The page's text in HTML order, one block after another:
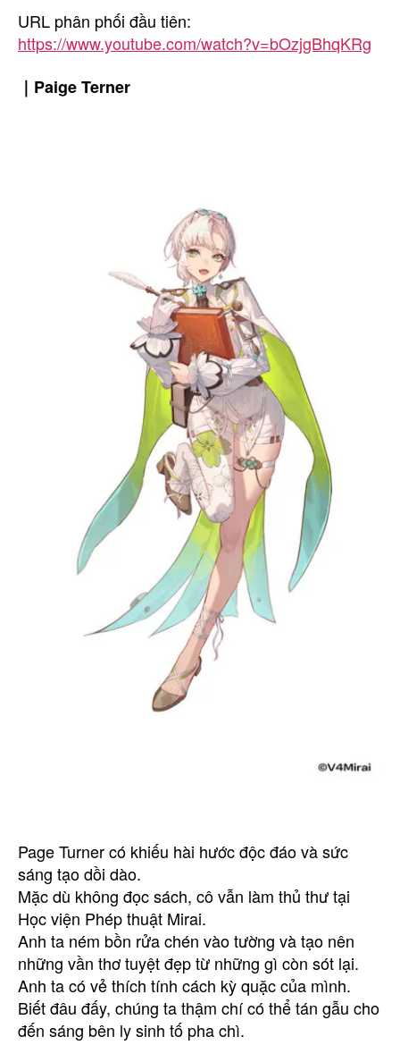
URL phân phối đầu tiên:
https://www.youtube.com/watch?v=bOzjgBhqKRg
｜Paige Terner
Page Turner có khiếu hài hước độc đáo và sức
sáng tạo dồi dào.
Mặc dù không đọc sách, cô vẫn làm thủ thư tại
Học viện Phép thuật Mirai.
Anh ta ném bồn rửa chén vào tường và tạo nên
những vần thơ tuyệt đẹp từ những gì còn sót lại.
Anh ta có vẻ thích tính cách kỳ quặc của mình.
Biết đâu đấy, chúng ta thậm chí có thể tán gẫu cho
đến sáng bên ly sinh tố pha chì.